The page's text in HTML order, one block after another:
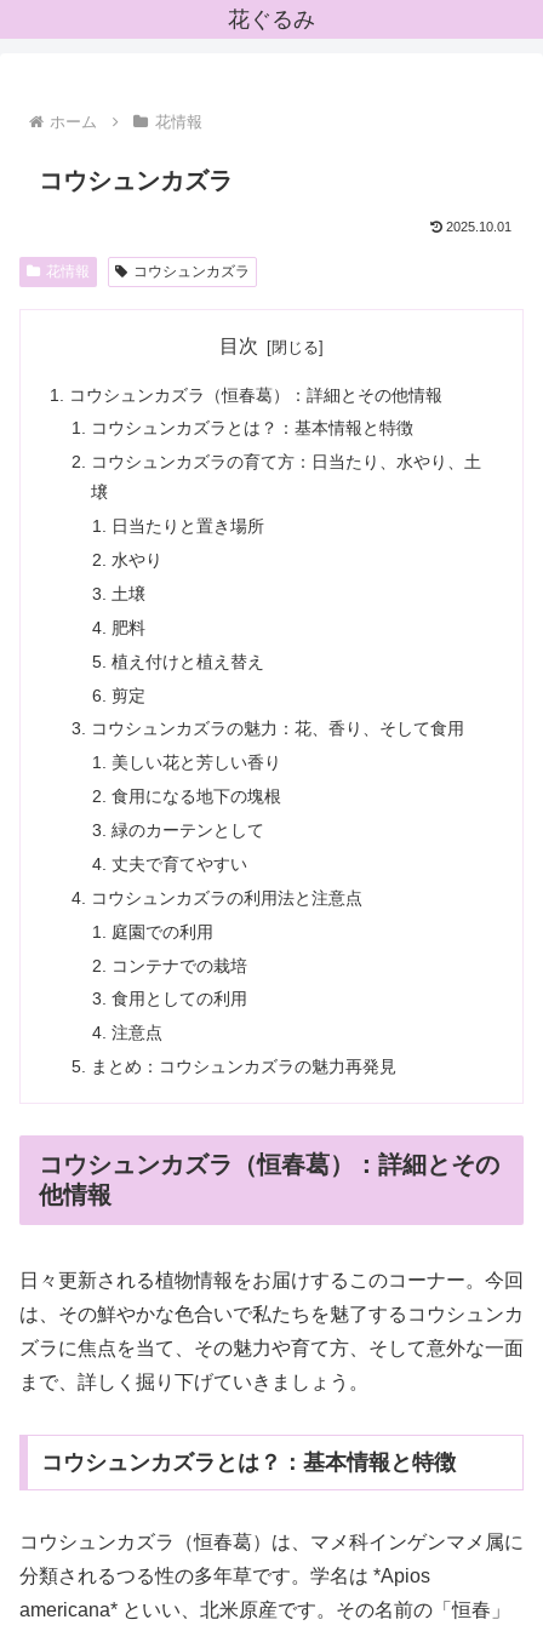
花ぐるみ
ホーム 花情報
コウシュンカズラ
2025.10.01
花情報 コウシュンカズラ
目次
コウシュンカズラ（恒春葛）：詳細とその他情報
コウシュンカズラとは？：基本情報と特徴
コウシュンカズラの育て方：日当たり、水やり、土
壌
日当たりと置き場所
水やり
土壌
肥料
植え付けと植え替え
剪定
コウシュンカズラの魅力：花、香り、そして食用
美しい花と芳しい香り
食用になる地下の塊根
緑のカーテンとして
丈夫で育てやすい
コウシュンカズラの利用法と注意点
庭園での利用
コンテナでの栽培
食用としての利用
注意点
まとめ：コウシュンカズラの魅力再発見
コウシュンカズラ（恒春葛）：詳細とその
他情報
日々更新される植物情報をお届けするこのコーナー。今回
は、その鮮やかな色合いで私たちを魅了するコウシュンカ
ズラに焦点を当て、その魅力や育て方、そして意外な一面
まで、詳しく掘り下げていきましょう。
コウシュンカズラとは？：基本情報と特徴
コウシュンカズラ（恒春葛）は、マメ科インゲンマメ属に
分類されるつる性の多年草です。学名は *Apios
americana* といい、北米原産です。その名前の「恒春」